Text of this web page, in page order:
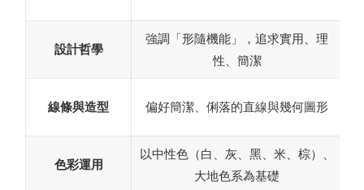
設計哲學
強調「形隨機能」，追求實用、理
性、簡潔
線條與造型 偏好簡潔、俐落的直線與幾何圖形
色彩運用
以中性色（白、灰、黑、米、棕）、
大地色系為基礎